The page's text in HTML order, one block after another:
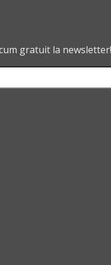
gratuit la newsletter!